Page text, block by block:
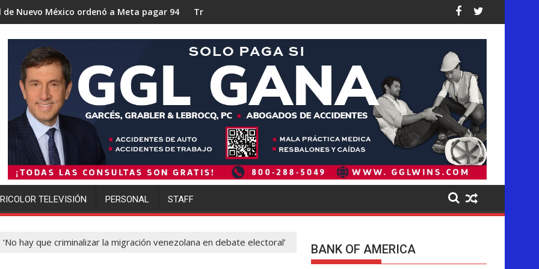
a Meta pagar 942 millones de dólares por los daños causados a los niños en sus plataformas
Trump se acerca a lograr la mayor operación de deportaciones de la historia de Estados Unidos:
Ofensiva migratoria de Trump golpea
TELEVISIÓN PERSONAL STAFF
‘No hay que criminalizar la migración venezolana en debate electoral’ BANK OF AMERICA